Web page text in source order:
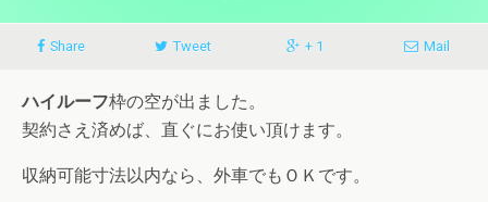
Share Tweet + 1 Mail
ハイルーフ枠の空が出ました。
契約さえ済めば、直ぐにお使い頂けます。
収納可能寸法以内なら、外車でもＯＫです。